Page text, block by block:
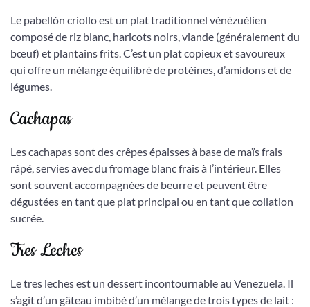
Le pabellón criollo est un plat traditionnel vénézuélien
composé de riz blanc, haricots noirs, viande (généralement du
bœuf) et plantains frits. C’est un plat copieux et savoureux
qui offre un mélange équilibré de protéines, d’amidons et de
légumes.
Cachapas
Les cachapas sont des crêpes épaisses à base de maïs frais
râpé, servies avec du fromage blanc frais à l’intérieur. Elles
sont souvent accompagnées de beurre et peuvent être
dégustées en tant que plat principal ou en tant que collation
sucrée.
Tres Leches
Le tres leches est un dessert incontournable au Venezuela. Il
s’agit d’un gâteau imbibé d’un mélange de trois types de lait :